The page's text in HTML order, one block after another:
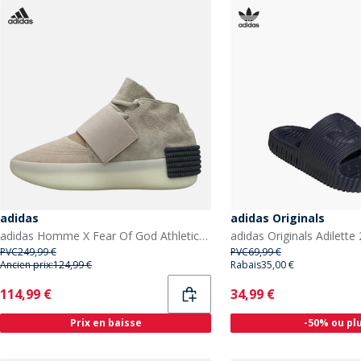
adidas
adidas Homme X Fear Of God Athletics Baskets Sesame/Chestnut/Sesame
PVC249,99 €
Ancien prix:124,99 €
Current
114,99 €
Prix en baisse
adidas Originals
PVC69,99 €
Rabais35,00 €
Current
34,99 €
-50% ou